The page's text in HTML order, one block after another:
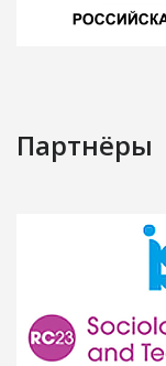
Партнёры